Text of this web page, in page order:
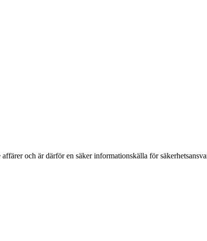
och är därför en säker informationskälla för